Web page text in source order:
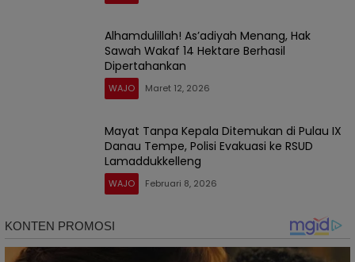
Alhamdulillah! As’adiyah Menang, Hak
Sawah Wakaf 14 Hektare Berhasil
Dipertahankan
WAJO Maret 12, 2026
Mayat Tanpa Kepala Ditemukan di Pulau IX
Danau Tempe, Polisi Evakuasi ke RSUD
Lamaddukkelleng
WAJO Februari 8, 2026